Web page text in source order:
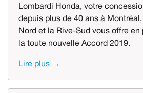
Lombardi Honda, votre
depuis plus de 40 ans à
Nord et la Rive-Sud vous offre
la toute nouvelle Accord 2019.
Lire plus →